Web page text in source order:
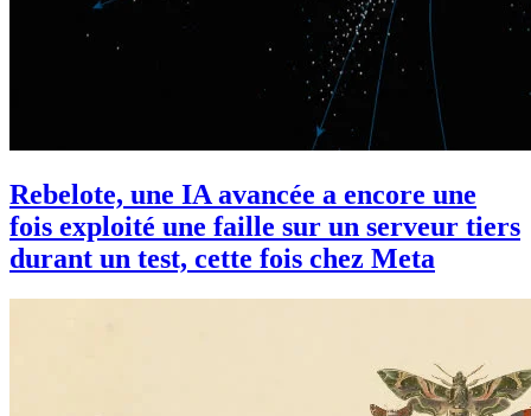
Rebelote, une IA avancée a encore une
fois exploité une faille sur un serveur tiers
durant un test, cette fois chez Meta